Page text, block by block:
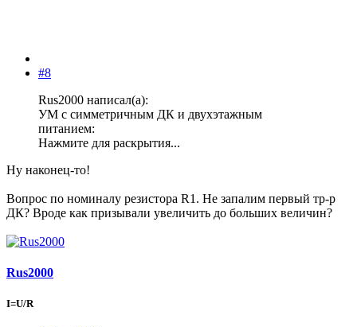
#8
Rus2000 написал(а):
УМ с симметричным ДК и двухэтажным
питанием:
Нажмите для раскрытия...
Ну наконец-то!
Вопрос по номиналу резистора R1. Не запалим первый тр-р
ДК? Вроде как призывали увеличить до больших величин?
Rus2000
I=U/R